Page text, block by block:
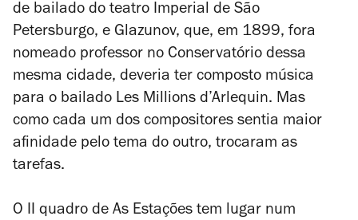
de bailado do teatro Imperial de São
Petersburgo, e Glazunov, que, em 1899, fora
nomeado professor no Conservatório dessa
mesma cidade, deveria ter composto música
para o bailado Les Millions d’Arlequin. Mas
como cada um dos compositores sentia maior
afinidade pelo tema do outro, trocaram as
tarefas.
O II quadro de As Estações tem lugar num